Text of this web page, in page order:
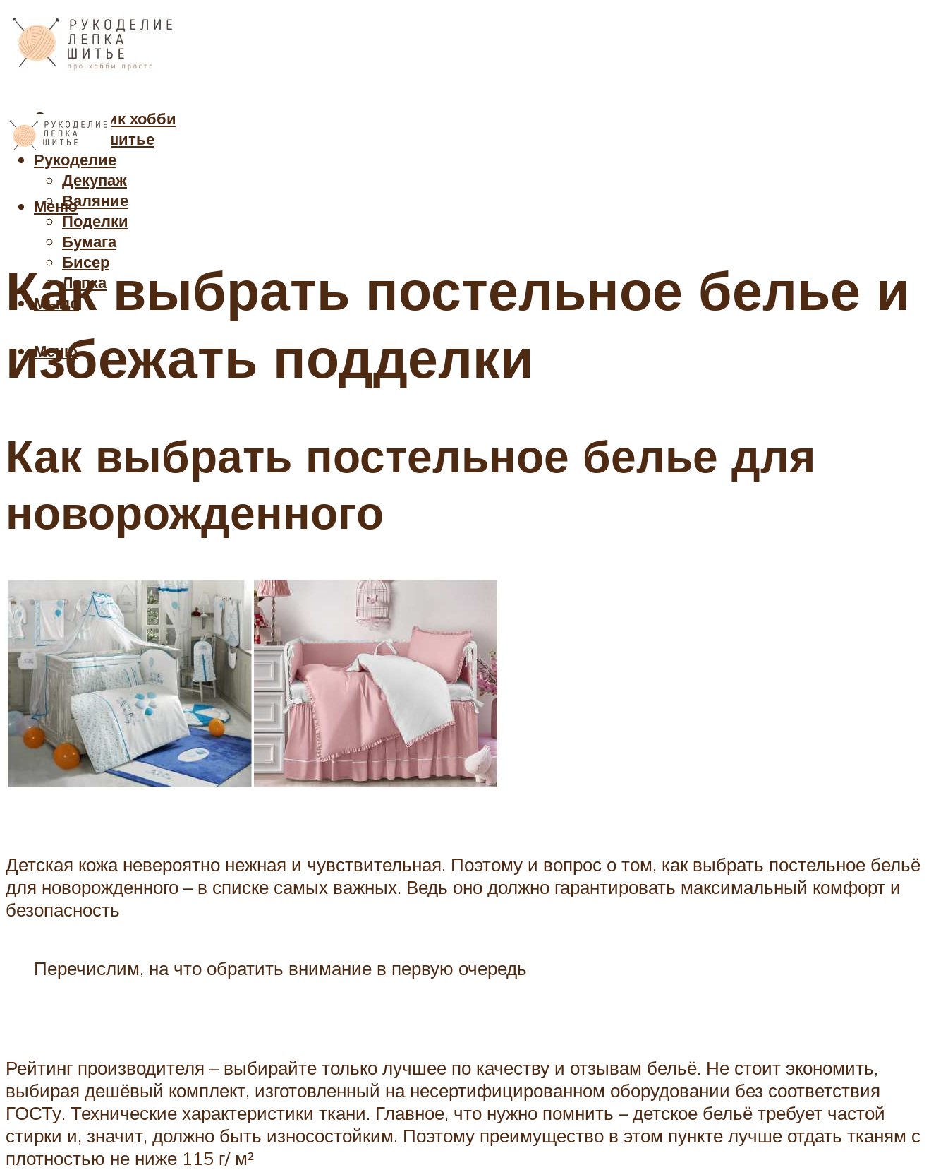
Cправочник хобби
Кройка и шитье
Рукоделие
Декупаж
Валяние
Поделки
Бумага
Бисер
Лепка
Мыло
Меню
Меню
Как выбрать постельное белье и
избежать подделки
Как выбрать постельное белье для
новорожденного
Детская кожа невероятно нежная и чувствительная. Поэтому и вопрос о том, как выбрать постельное бельё
для новорожденного – в списке самых важных. Ведь оно должно гарантировать максимальный комфорт и
безопасность
Перечислим, на что обратить внимание в первую очередь
Рейтинг производителя – выбирайте только лучшее по качеству и отзывам бельё. Не стоит экономить,
выбирая дешёвый комплект, изготовленный на несертифицированном оборудовании без соответствия
ГОСТу. Технические характеристики ткани. Главное, что нужно помнить – детское бельё требует частой
стирки и, значит, должно быть износостойким. Поэтому преимущество в этом пункте лучше отдать тканям с
плотностью не ниже 115 г/ м²